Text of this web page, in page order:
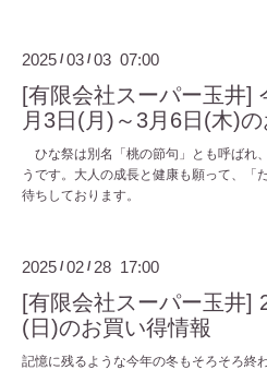
2025 /03 /03 07:00
[有限会社スーパー玉井
月3日(月)～3月6日(木)
ひな祭は別名「桃の節句」とも呼ばれ
うです。大人の成長と健康も願って、「
待ちしております。
2025 /02 / 28 17:00
[有限会社スーパー玉井]
(日)のお買い得情報
記憶に残るような今年の冬もそろそろ終